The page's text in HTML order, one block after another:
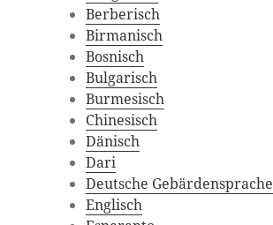
Berberisch
Birmanisch
Bosnisch
Bulgarisch
Burmesisch
Chinesisch
Dänisch
Dari
Deutsche Gebärdensprache
Englisch